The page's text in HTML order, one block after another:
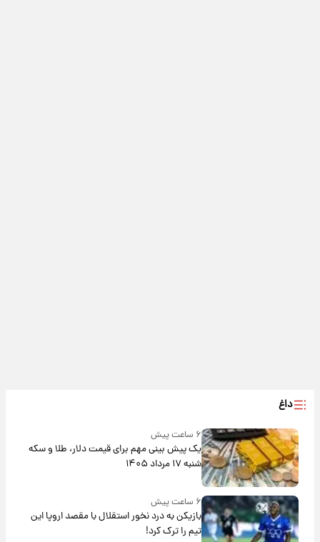
داغ
۶ ساعت پیش
یک پیش ‌بینی مهم برای قیمت دلار، طلا و سکه
شنبه ۱۷ مرداد ۱۴۰۵
۶ ساعت پیش
بازیکن به درد نخور استقلال با مقصد اروپا این
تیم را ترک کرد!